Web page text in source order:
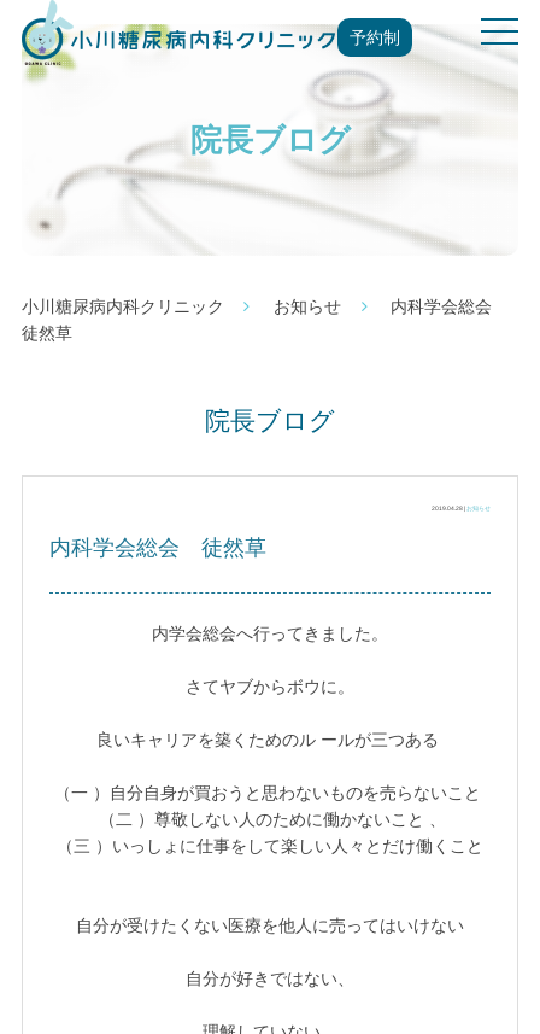
予約制
t
o
g
g
院長ブログ
小川糖尿病内科クリニック お知らせ
内科学会総会
徒然草
院長ブログ
2019.04.28 |お知らせ
内科学会総会 徒然草
内学会総会へ行ってきました。
さてヤブからボウに。
良いキャリアを築くためのル ールが三つある
（一 ）自分自身が買おうと思わないものを売らないこと
（二 ）尊敬しない人のために働かないこと 、
（三 ）いっしょに仕事をして楽しい人々とだけ働くこと
自分が受けたくない医療を他人に売ってはいけない
自分が好きではない、